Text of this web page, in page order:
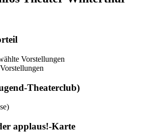
Vorstellungen
Theaterclub)
applaus!-Karte